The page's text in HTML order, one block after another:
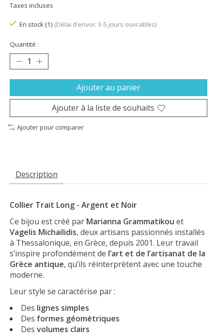
Taxes incluses
En stock (1) (Délai d'envoi: 3-5 jours ouvrables)
Quantité :
Ajouter au panier
Ajouter à la liste de souhaits
Ajouter pour comparer
Description
Collier Trait Long - Argent et Noir
Ce bijou est créé par Marianna Grammatikou et
Vagelis Michailidis, deux artisans passionnés installés
à Thessalonique, en Grèce, depuis 2001. Leur travail
s’inspire profondément de l’art et de l’artisanat de la
Grèce antique, qu’ils réinterprètent avec une touche
moderne.
Leur style se caractérise par :
Des lignes simples
Des formes géométriques
Des volumes clairs